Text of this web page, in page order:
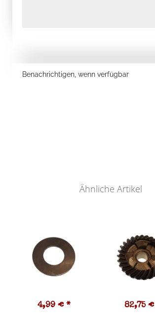
Benachrichtigen, wenn verfügbar
Ähnliche Artikel
4,99 € * 82,75 €